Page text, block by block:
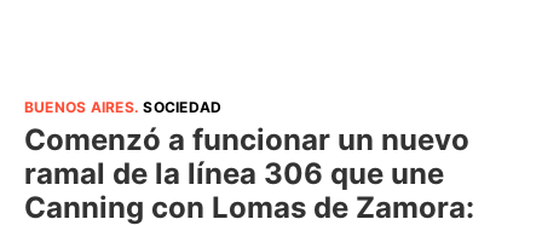
BUENOS AIRES.SOCIEDAD
Comenzó a funcionar un nuevo
ramal de la línea 306 que une
Canning con Lomas de Zamora: